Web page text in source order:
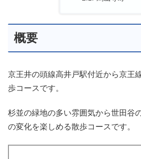
概要
京王井の頭線高井戸駅付近から京王
歩コースです。
杉並の緑地の多い雰囲気から世田谷
の変化を楽しめる散歩コースです。